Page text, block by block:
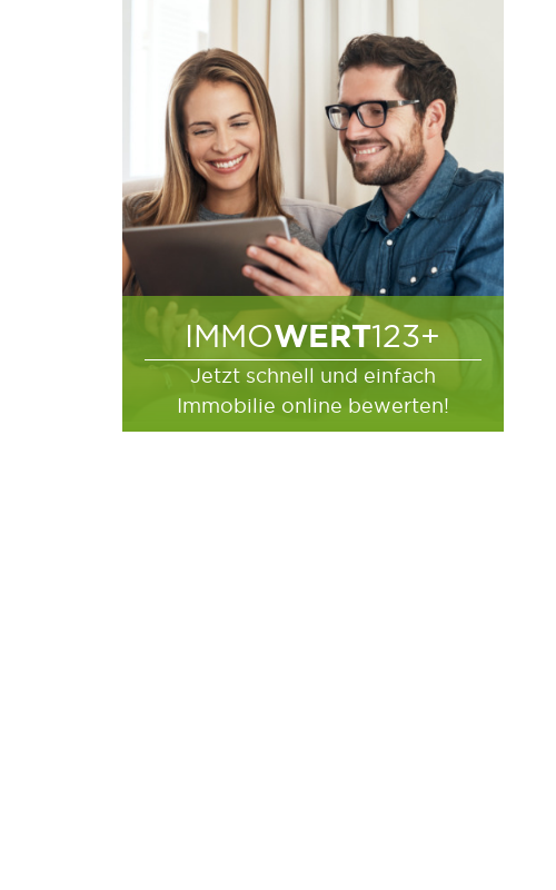
IMMOWERT123+
Jetzt schnell und einfach
Immobilie online bewerten!